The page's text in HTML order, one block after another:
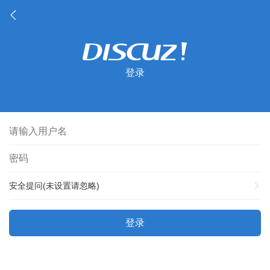
登录
安全提问(未设置请忽略)
登录